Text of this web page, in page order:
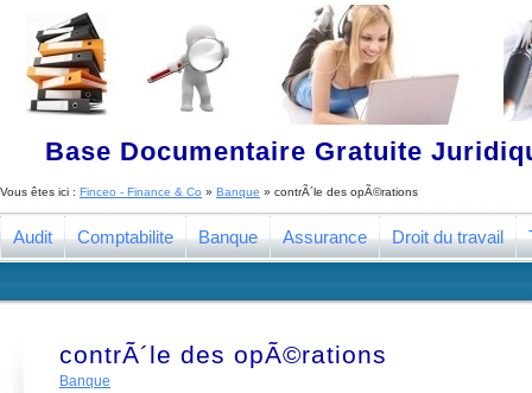
Base Documentaire Gratuite
Vous êtes ici : Finceo - Finance & Co » Banque » contrÃ´le des opÃ©rations
Audit Comptabilite Banque Assurance Droit du travail
contrÃ´le des opÃ©rations
Banque